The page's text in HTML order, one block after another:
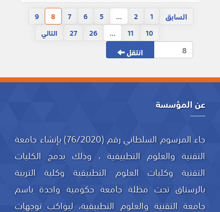
السابق 1
2
...
5
6
7
8
9
10
11
...
26
27 التالي
انتقل
عن المؤسسة
جاء المرسوم السلطاني رقم (76/2020) بإنشاء جامعة
التقنية والعلوم التطبيقية ، وذلك بدمج الكليات
التقنية وكليات العلوم التطبيقية وكلية التربية
بالرستاق تحت مظلة جامعة حكومية واحدة باسم
جامعة التقنية والعلوم التطبيقية، ليواكب توجهات